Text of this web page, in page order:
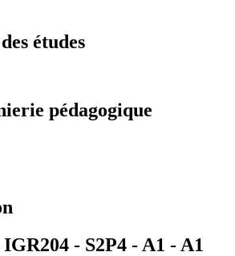
études
pédagogique
- S2P4 - A1 - A1